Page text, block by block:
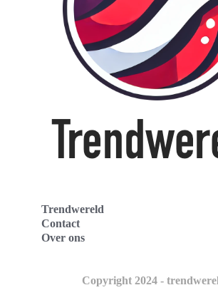
Trendwereld
Contact
Over ons
Copyright 2024 -